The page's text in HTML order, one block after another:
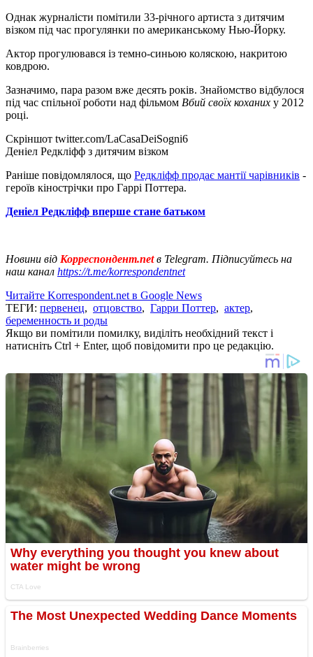
Однак журналісти помітили 33-річного артиста з дитячим
візком під час прогулянки по американському Нью-Йорку.
Актор прогулювався із темно-синьою коляскою, накритою
ковдрою.
Зазначимо, пара разом вже десять років. Знайомство відбулося
під час спільної роботи над фільмом Вбий своїх коханих у 2012
році.
Скріншот twitter.com/LaCasaDeiSogni6
Деніел Редкліфф з дитячим візком
Раніше повідомлялося, що Редкліфф продає мантії чарівників -
героїв кінострічки про Гаррі Поттера.
Деніел Редкліфф вперше стане батьком
Новини від Корреспондент.netв Telegram. Підписуйтесь на
наш канал https://t.me/korrespondentnet
Читайте Korrespondent.net в Google News
ТЕГИ: первенец, отцовство, Гарри Поттер, актер,
беременность и роды
Якщо ви помітили помилку, виділіть необхідний текст і
натисніть Ctrl + Enter, щоб повідомити про це редакцію.